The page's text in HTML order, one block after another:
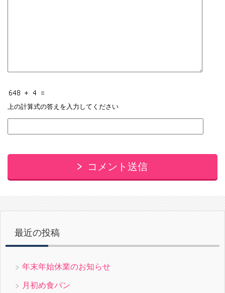
上の計算式の答えを入力してください
コメント送信
最近の投稿
年末年始休業のお知らせ
月初め食パン